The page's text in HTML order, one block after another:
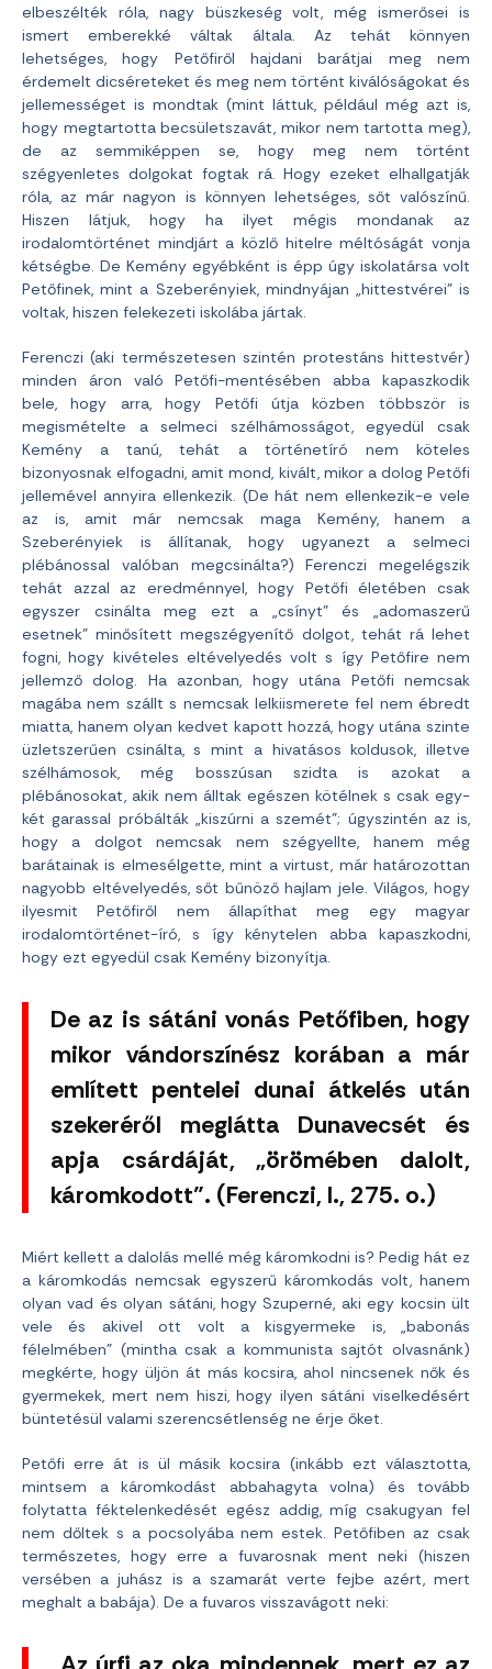
elbeszélték róla, nagy büszkeség volt, még ismerősei is
ismert emberekké váltak általa. Az tehát könnyen
lehetséges, hogy Petőfiről hajdani barátjai meg nem
érdemelt dicséreteket és meg nem történt kiválóságokat és
jellemességet is mondtak (mint láttuk, például még azt is,
hogy megtartotta becsületszavát, mikor nem tartotta meg),
de az semmiképpen se, hogy meg nem történt
szégyenletes dolgokat fogtak rá. Hogy ezeket elhallgatják
róla, az már nagyon is könnyen lehetséges, sőt valószínű.
Hiszen látjuk, hogy ha ilyet mégis mondanak az
irodalomtörténet mindjárt a közlő hitelre méltóságát vonja
kétségbe. De Kemény egyébként is épp úgy iskolatársa volt
Petőfinek, mint a Szeberényiek, mindnyájan „hittestvérei” is
voltak, hiszen felekezeti iskolába jártak.
Ferenczi (aki természetesen szintén protestáns hittestvér)
minden áron való Petőfi-mentésében abba kapaszkodik
bele, hogy arra, hogy Petőfi útja közben többször is
megismételte a selmeci szélhámosságot, egyedül csak
Kemény a tanú, tehát a történetíró nem köteles
bizonyosnak elfogadni, amit mond, kivált, mikor a dolog Petőfi
jellemével annyira ellenkezik. (De hát nem ellenkezik-e vele
az is, amit már nemcsak maga Kemény, hanem a
Szeberényiek is állítanak, hogy ugyanezt a selmeci
plébánossal valóban megcsinálta?) Ferenczi megelégszik
tehát azzal az eredménnyel, hogy Petőfi életében csak
egyszer csinálta meg ezt a „csínyt” és „adomaszerű
esetnek” minősített megszégyenítő dolgot, tehát rá lehet
fogni, hogy kivételes eltévelyedés volt s így Petőfire nem
jellemző dolog. Ha azonban, hogy utána Petőfi nemcsak
magába nem szállt s nemcsak lelkiismerete fel nem ébredt
miatta, hanem olyan kedvet kapott hozzá, hogy utána szinte
üzletszerűen csinálta, s mint a hivatásos koldusok, illetve
szélhámosok, még bosszúsan szidta is azokat a
plébánosokat, akik nem álltak egészen kötélnek s csak egy-
két garassal próbálták „kiszúrni a szemét”; úgyszintén az is,
hogy a dolgot nemcsak nem szégyellte, hanem még
barátainak is elmesélgette, mint a virtust, már határozottan
nagyobb eltévelyedés, sőt bűnöző hajlam jele. Világos, hogy
ilyesmit Petőfiről nem állapíthat meg egy magyar
irodalomtörténet-író, s így kénytelen abba kapaszkodni,
hogy ezt egyedül csak Kemény bizonyítja.
De az is sátáni vonás Petőfiben, hogy
mikor vándorszínész korában a már
említett pentelei dunai átkelés után
szekeréről meglátta Dunavecsét és
apja csárdáját, „örömében dalolt,
káromkodott”. (Ferenczi, I., 275. o.)
Miért kellett a dalolás mellé még káromkodni is? Pedig hát ez
a káromkodás nemcsak egyszerű káromkodás volt, hanem
olyan vad és olyan sátáni, hogy Szuperné, aki egy kocsin ült
vele és akivel ott volt a kisgyermeke is, „babonás
félelmében” (mintha csak a kommunista sajtót olvasnánk)
megkérte, hogy üljön át más kocsira, ahol nincsenek nők és
gyermekek, mert nem hiszi, hogy ilyen sátáni viselkedésért
büntetésül valami szerencsétlenség ne érje őket.
Petőfi erre át is ül másik kocsira (inkább ezt választotta,
mintsem a káromkodást abbahagyta volna) és tovább
folytatta féktelenkedését egész addig, míg csakugyan fel
nem dőltek s a pocsolyába nem estek. Petőfiben az csak
természetes, hogy erre a fuvarosnak ment neki (hiszen
versében a juhász is a szamarát verte fejbe azért, mert
meghalt a babája). De a fuvaros visszavágott neki: